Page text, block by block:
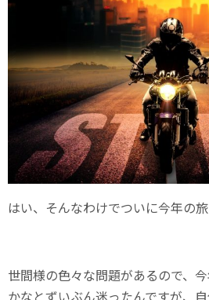
はい、そんなわけでついに今年の旅
世間様の色々な問題があるので、
かなとずいぶん迷ったんですが、